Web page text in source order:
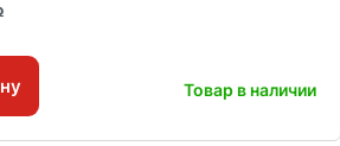
Товар в наличии